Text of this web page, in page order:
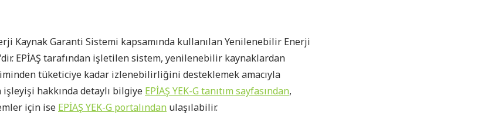
Kaynak Garanti Sistemi kapsamında kullanılan Yenilenebilir Enerji
EPİAŞ tarafından işletilen sistem, yenilenebilir kaynaklardan
tüketiciye kadar izlenebilirliğini desteklemek amacıyla
hakkında detaylı bilgiye EPİAŞ YEK-G tanıtım sayfasından,
için ise EPİAŞ YEK-G portalından ulaşılabilir.